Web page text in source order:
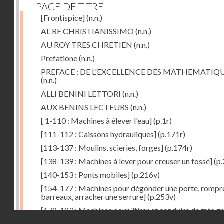
PAGE DE TITRE
[Frontispice](n.n.)
AL RE CHRISTIANISSIMO (n.n.)
AU ROY TRES CHRETIEN (n.n.)
Prefatione(n.n.)
PREFACE : DE L'EXCELLENCE DES
(n.n.)
ALLI BENINI LETTORI (n.n.)
AUX BENINS LECTEURS (n.n.)
[ 1-110 : Machines à élever l'eau](p.1r)
[111-112 : Caissons hydrauliques](p.171r)
[113-137 : Moulins, scieries, forges](p.174r)
[138-139 : Machines à lever pour creuser un fossé]
[140-153 : Ponts mobiles](p.216v)
[154-177 : Machines pour dégonder une porte,
barreaux, arracher une serrure](p.253v)
[178-183 : Machines pour "tirer et conduire de très